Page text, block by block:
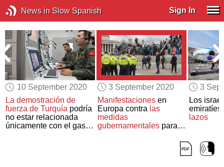
News in Slow Spanish Sign In
10 September 2020
La demostración de
fuerza de Turquía podría
no estar relacionada
únicamente con el gas
3 September 2020
Manifestacionesen
Europa contra las
medidas
gubernamentalespara
3
Los
emiratíes
lazos